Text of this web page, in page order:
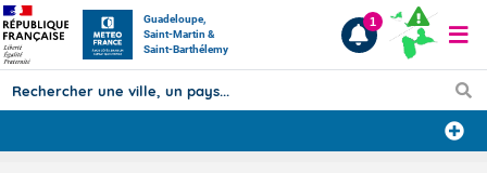
Guadeloupe,
Saint-Martin &
Saint-Barthélemy
Prévisions
1